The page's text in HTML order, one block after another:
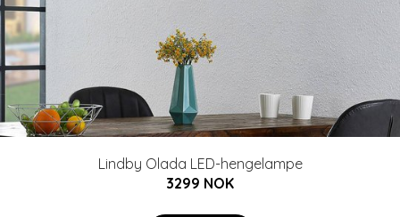
Lindby Olada LED-hengelampe
3299 NOK